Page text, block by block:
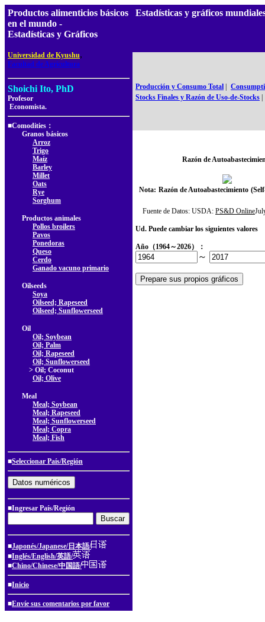
Productos alimenticios básicos
en el mundo -
Estadísticas y Gráficos
Universidad de Kyushu,
Facultad de Agricultura
Shoichi Ito, PhD
Profesor
Economista.
■Comodities：
Granos básicos
Arroz
Trigo
Maíz
Barley
Millet
Oats
Rye
Sorghum
Productos animales
Pollos broilers
Pavos
Ponedoras
Queso
Cerdo
Ganado vacuno primario
Oilseeds
Soya
Oilseed; Rapeseed
Oilseed; Sunflowerseed
Oil
Oil; Soybean
Oil; Palm
Oil; Rapeseed
Oil; Sunflowerseed
> Oil; Coconut
Oil; Olive
Meal
Meal; Soybean
Meal; Rapeseed
Meal; Sunflowerseed
Meal; Copra
Meal; Fish
■Seleccionar País/Región
■Ingresar País/Región
■Japonés/Japanese/日本語/
■Inglés/English/英語/
■Chino/Chinese/中国語/
■Inicio
■Envíe sus comentarios por favor
Estadísticas y gráficos
Producción y Consumo Total
Stocks Finales y Razón de Uso-de-Stocks
Razón de
Nota: Razón de Autoabastecimiento
Fuente de Datos: USDA: PS&D Online
Ud. Puede cambiar los siguientes valores
Año（1964～2026）：
～